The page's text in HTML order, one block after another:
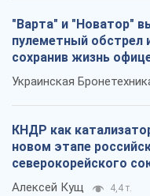
"Варта" и "Новатор"
пулеметный обстрел
сохранив жизнь
Украинская
КНДР как
новом этапе
северокорейского
Алексей Кущ 4,4 т.